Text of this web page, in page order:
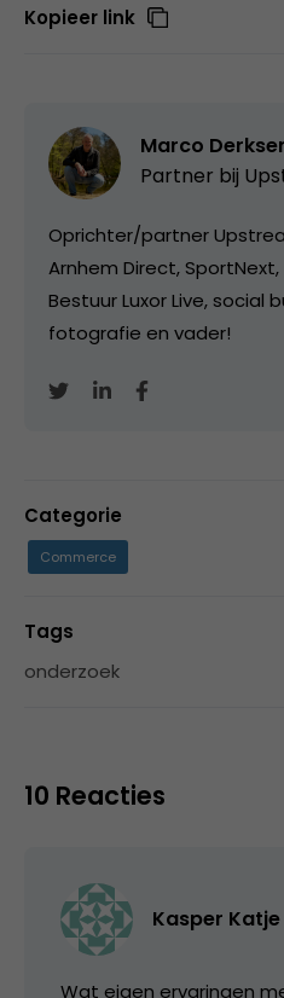
Kopieer link
Marco
Partner bij
Oprichter/partner
Arnhem Direct, SportNext,
Bestuur Luxor Live, social
fotografie en vader!
Categorie
Commerce
Tags
onderzoek
10 Reacties
Kasper Katje
Wat eigen ervaringen